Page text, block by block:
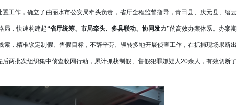
作，确立了由丽水市公安局牵头负责，省厅全程监督指导，青田县、庆元县、缙云
局，快速构建起“省厅统筹、市局牵头、多县联动、协同发力”的高效办案体系。办案期
，精准锁定制假、售假目标，不辞辛劳、辗转多地开展侦查工作，在抓捕现场果断出
两批次组织集中侦查收网行动，累计抓获制假、售假犯罪嫌疑人20余人，有效切断了